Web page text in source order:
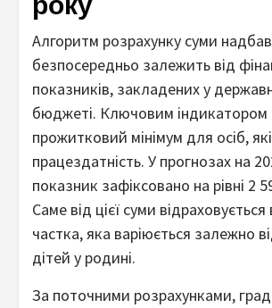
Алгоритм розрахунку суми
безпосередньо залежить від
показників, закладених у
бюджеті. Ключовим індикатором
прожитковий мінімум для осіб,
працездатність. У прогнозах на
показник зафіксовано на рівні 2
Саме від цієї суми
частка, яка варіюється залежно
дітей у родині.
За поточними розрахунками,